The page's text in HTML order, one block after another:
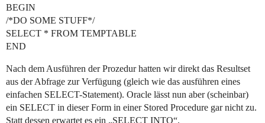
BEGIN
/*DO SOME STUFF*/
SELECT * FROM TEMPTABLE
END
Nach dem Ausführen der Prozedur hatten wir direkt das Resultset
aus der Abfrage zur Verfügung (gleich wie das ausführen eines
einfachen SELECT-Statement). Oracle lässt nun aber (scheinbar)
ein SELECT in dieser Form in einer Stored Procedure gar nicht zu.
Statt dessen erwartet es ein „SELECT INTO“.